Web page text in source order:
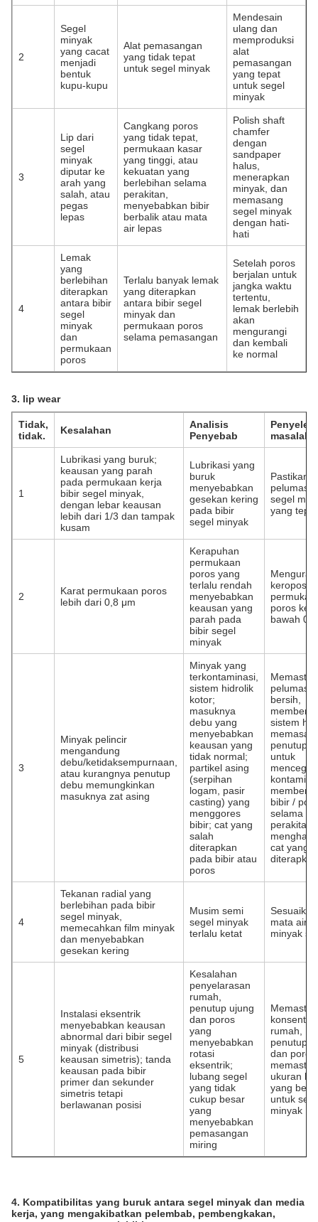
2
Segel
minyak
yang cacat
menjadi
bentuk
kupu-kupu
Alat pemasangan
yang tidak tepat
untuk segel minyak
Mendesain
ulang dan
memproduksi
alat
pemasangan
yang tepat
untuk segel
minyak
3
Lip dari
segel
minyak
diputar ke
arah yang
salah, atau
pegas
lepas
Cangkang poros
yang tidak tepat,
permukaan kasar
yang tinggi, atau
kekuatan yang
berlebihan selama
perakitan,
menyebabkan bibir
berbalik atau mata
air lepas
Polish shaft
chamfer
dengan
sandpaper
halus,
menerapkan
minyak, dan
memasang
segel minyak
dengan hati-
hati
4
Lemak
yang
berlebihan
diterapkan
antara bibir
segel
minyak
dan
permukaan
poros
Terlalu banyak lemak
yang diterapkan
antara bibir segel
minyak dan
permukaan poros
selama pemasangan
Setelah poros
berjalan untuk
jangka waktu
tertentu,
lemak berlebih
akan
mengurangi
dan kembali
ke normal
3. lip wear
Tidak,
tidak.
Kesalahan
Analisis
Penyebab
masalah
1
Lubrikasi yang buruk;
keausan yang parah
pada permukaan kerja
bibir segel minyak,
dengan lebar keausan
lebih dari 1/3 dan tampak
kusam
Lubrikasi yang
buruk
menyebabkan
gesekan kering
pada bibir
segel minyak
Pastikan
segel
yang tepat
2
Karat permukaan poros
lebih dari 0,8 μm
Kerapuhan
permukaan
poros yang
terlalu rendah
menyebabkan
keausan yang
parah pada
bibir segel
minyak
keropos
poros ke
bawah
3
Minyak pelincir
mengandung
debu/ketidaksempurnaan,
atau kurangnya penutup
debu memungkinkan
masuknya zat asing
Minyak yang
terkontaminasi,
sistem hidrolik
kotor;
masuknya
debu yang
menyebabkan
keausan yang
tidak normal;
partikel asing
(serpihan
logam, pasir
casting) yang
menggores
bibir; cat yang
salah
diterapkan
pada bibir atau
poros
bersih,
sistem
penutup
untuk
mencegah
bibir /
selama
perakitan
cat yang
diterapkan
4
Tekanan radial yang
berlebihan pada bibir
segel minyak,
memecahkan film minyak
dan menyebabkan
gesekan kering
Musim semi
segel minyak
terlalu ketat
Sesuaikan
mata air
minyak
5
Instalasi eksentrik
menyebabkan keausan
abnormal dari bibir segel
minyak (distribusi
keausan simetris); tanda
keausan pada bibir
primer dan sekunder
simetris tetapi
berlawanan posisi
Kesalahan
penyelarasan
rumah,
penutup ujung
dan poros
yang
menyebabkan
rotasi
eksentrik;
lubang segel
yang tidak
cukup besar
yang
menyebabkan
pemasangan
miring
rumah,
penutup
dan poros;
ukuran
yang
untuk
minyak
4. Kompatibilitas yang buruk antara segel minyak dan media
kerja, yang mengakibatkan pelembab, pembengkakan,